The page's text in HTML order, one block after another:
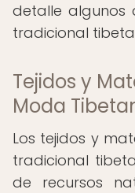
detalle algunos
tradicional
Tejidos y
Moda
Los tejidos y
tradicional
de recursos